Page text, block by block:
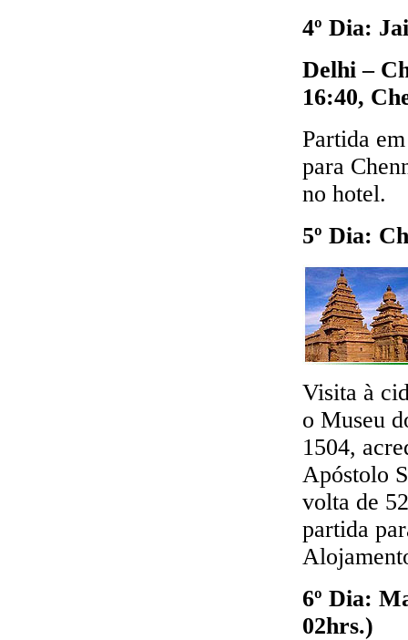
4º Dia:
Delhi –
16:40,
Partida
para
no hotel.
5º Dia:
Visita à
o Museu
1504,
Apóstolo
volta de
partida
6º Dia:
02hrs.)